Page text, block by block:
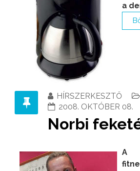
a
HÍRSZERKESZTŐ
2008. OKTÓBER 08.
Norbi
A